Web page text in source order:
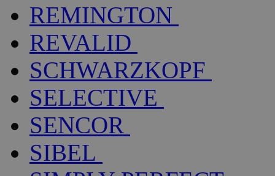
REMINGTON
REVALID
SCHWARZKOPF
SELECTIVE
SENCOR
SIBEL